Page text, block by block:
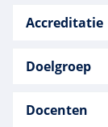
Accreditatie
Doelgroep
Docenten